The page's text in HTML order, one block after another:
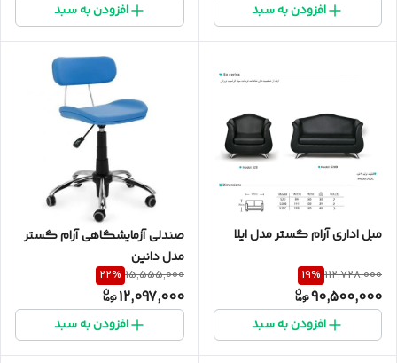
افزودن به سبد افزودن به سبد
مبل اداری آرام گستر مدل ایلا
112,728,000
19%
90,500,000
افزودن به سبد
صندلی آزمایشگاهی آرام گستر
مدل دانین
15,555,000
22%
12,097,000
افزودن به سبد